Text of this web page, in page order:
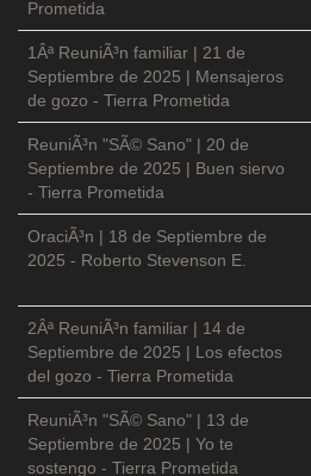
Prometida
1Âª ReuniÃ³n familiar | 21 de
Septiembre de 2025 | Mensajeros
de gozo - Tierra Prometida
ReuniÃ³n "SÃ© Sano" | 20 de
Septiembre de 2025 | Buen siervo
- Tierra Prometida
OraciÃ³n | 18 de Septiembre de
2025 - Roberto Stevenson E.
2Âª ReuniÃ³n familiar | 14 de
Septiembre de 2025 | Los efectos
del gozo - Tierra Prometida
ReuniÃ³n "SÃ© Sano" | 13 de
Septiembre de 2025 | Yo te
sostengo - Tierra Prometida